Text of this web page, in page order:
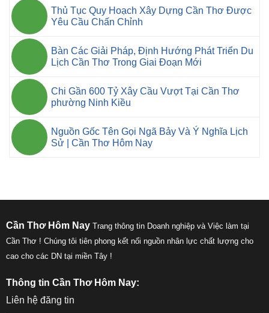
Thủ Tục Quy Hoạch Xây Dựng Cần Thơ Được
Yêu Cầu Chấn Chỉnh
Bàn Các Giải Pháp, Định Hướng Phát Triển Du
Lịch Cần Thơ Trong Giai Đoạn Mới
Chi Gần 600 Tỷ Xây Cầu Vượt Tại Cần Thơ
phường Ninh Kiều
Nguồn Gốc Tên Gọi Ngã Bảy Và Ý Nghĩa Lịch
Sử | Cần Thơ Hôm Nay
Cần Thơ Hôm Nay Trang thông tin Doanh nghiệp và Việc làm tại
Cần Thơ ! Chúng tôi tiên phong kết nối nguồn nhân lực chất lượng cho
cao cho các DN tại miền Tây !
Thông tin Cần Thơ Hôm Nay:
Liên hệ đăng tin